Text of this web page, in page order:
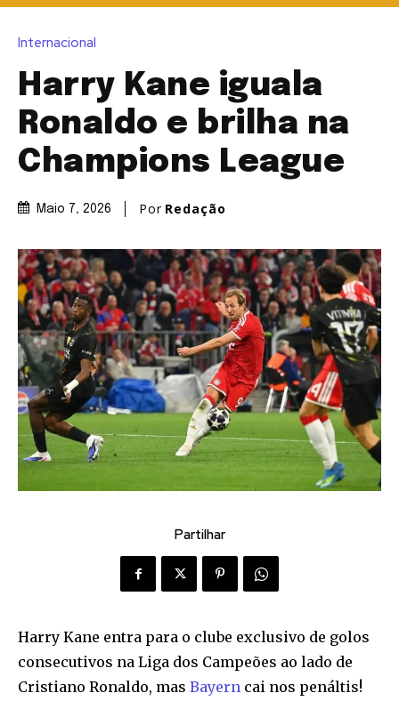
Internacional
Harry Kane iguala
Ronaldo e brilha na
Champions League
Maio 7, 2026 Por Redação
Partilhar
Harry Kane entra para o clube exclusivo de golos
consecutivos na Liga dos Campeões ao lado de
Cristiano Ronaldo, mas Bayern cai nos penáltis!